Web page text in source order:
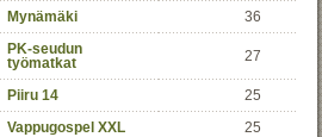
Mynämäki 36
PK-seudun
työmatkat
27
Piiru 14
25
Vappugospel XXL
25